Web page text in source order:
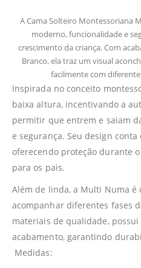
A Cama Solteiro Montessoriana
moderno, funcionalidade e
crescimento da criança. Com
Branco, ela traz um visual
facilmente com
Inspirada no conceito
baixa altura, incentivando a
permitir que entrem e saiam
e segurança. Seu design
oferecendo proteção durante
para os pais.
Além de linda, a Multi Numa é
acompanhar diferentes fases
materiais de qualidade,
acabamento, garantindo
Medidas: